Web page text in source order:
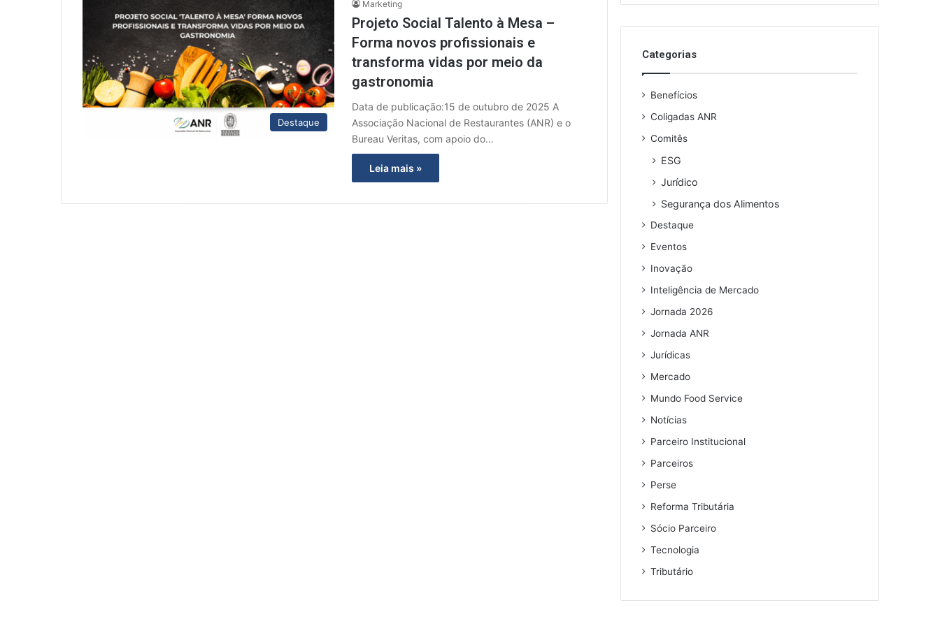
Destaque
Marketing
Projeto Social Talento à Mesa –
Forma novos profissionais e
transforma vidas por meio da
gastronomia
Data de publicação:15 de outubro de 2025 A
Associação Nacional de Restaurantes (ANR) e o
Bureau Veritas, com apoio do…
Leia mais »
s
u
e
e
a
i
Categorias
Benefícios
Coligadas ANR
Comitês
ESG
Jurídico
Segurança dos Alimentos
Destaque
Eventos
Inovação
Inteligência de Mercado
Jornada 2026
Jornada ANR
Jurídicas
Mercado
Mundo Food Service
Notícias
Parceiro Institucional
Parceiros
Perse
Reforma Tributária
Sócio Parceiro
Tecnologia
Tributário